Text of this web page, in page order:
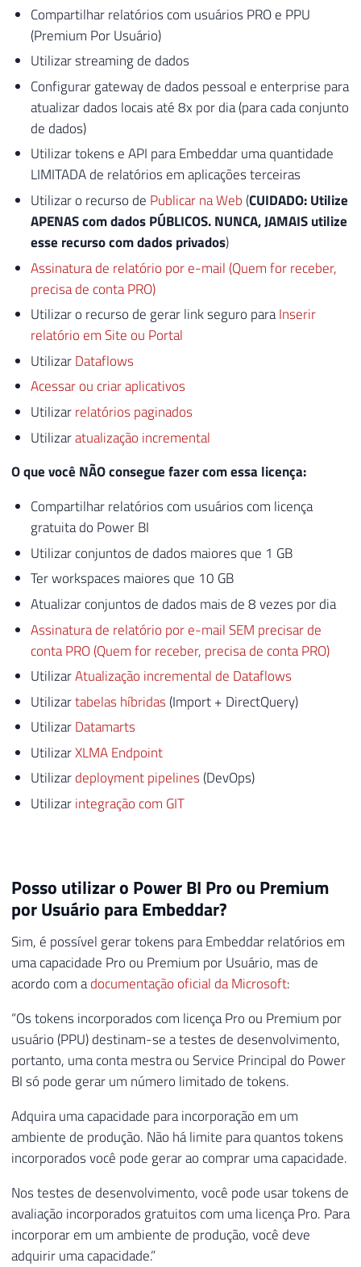
Compartilhar relatórios com usuários PRO e PPU
(Premium Por Usuário)
Utilizar streaming de dados
Configurar gateway de dados pessoal e enterprise para
atualizar dados locais até 8x por dia (para cada conjunto
de dados)
Utilizar tokens e API para Embeddar uma quantidade
LIMITADA de relatórios em aplicações terceiras
Utilizar o recurso de Publicar na Web (CUIDADO: Utilize
APENAS com dados PÚBLICOS. NUNCA, JAMAIS utilize
esse recurso com dados privados)
Assinatura de relatório por e-mail (Quem for receber,
precisa de conta PRO)
Utilizar o recurso de gerar link seguro paraInserir
relatório em Site ou Portal
UtilizarDataflows
Acessar ou criar aplicativos
Utilizarrelatórios paginados
Utilizaratualização incremental
O que você NÃO consegue fazer com essa licença:
Compartilhar relatórios com usuários com licença
gratuita do Power BI
Utilizar conjuntos de dados maiores que 1 GB
Ter workspaces maiores que 10 GB
Atualizar conjuntos de dados mais de 8 vezes por dia
Assinatura de relatório por e-mail SEM precisar de
conta PRO (Quem for receber, precisa de conta PRO)
UtilizarAtualização incremental de Dataflows
Utilizartabelas híbridas (Import + DirectQuery)
UtilizarDatamarts
UtilizarXLMA Endpoint
Utilizardeployment pipelines (DevOps)
Utilizarintegração com GIT
Posso utilizar o Power BI Pro ou Premium
por Usuário para Embeddar?
Sim, é possível gerar tokens para Embeddar relatórios em
uma capacidade Pro ou Premium por Usuário, mas de
acordo com adocumentação oficial da Microsoft:
“Os tokens incorporados com licença Pro ou Premium por
usuário (PPU) destinam-se a testes de desenvolvimento,
portanto, uma conta mestra ou Service Principal do Power
BI só pode gerar um número limitado de tokens.
Adquira uma capacidade para incorporação em um
ambiente de produção. Não há limite para quantos tokens
incorporados você pode gerar ao comprar uma capacidade.
Nos testes de desenvolvimento, você pode usar tokens de
avaliação incorporados gratuitos com uma licença Pro. Para
incorporar em um ambiente de produção, você deve
adquirir uma capacidade.”